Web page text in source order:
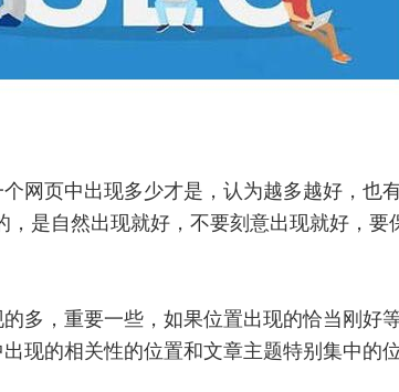
页中出现多少才是，认为越多越好，也
是自然出现就好，不要刻意出现就好，
，重要一些，如果位置出现的恰当刚好
现的相关性的位置和文章主题特别集中的